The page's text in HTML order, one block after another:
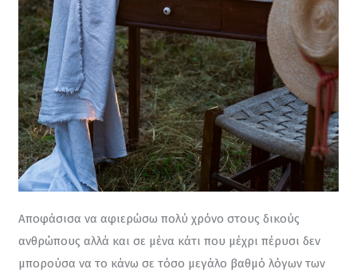
Αποφάσισα να αφιερώσω πολύ χρόνο στους δικούς
ανθρώπους αλλά και σε μένα κάτι που μέχρι πέρυσι δεν
μπορούσα να το κάνω σε τόσο μεγάλο βαθμό λόγων των